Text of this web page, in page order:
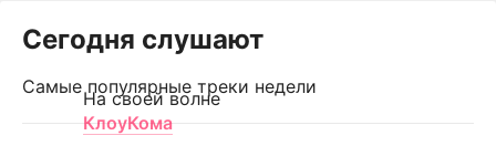
Сегодня слушают
Самые популярные треки недели
На своей волне
КлоуКома